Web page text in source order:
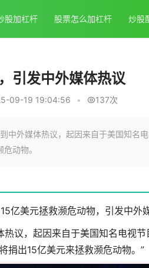
股加杠杆 股票怎么加杠杆 炒股
引发中外媒体热议
09-19 19:04:56 • 137次
中外媒体热议，起因来自于美国知名
动物。
亿美元拯救濒危动物，引发中外
议，起因来自于美国知名电视节
捐出15亿美元来拯救濒危动物。”